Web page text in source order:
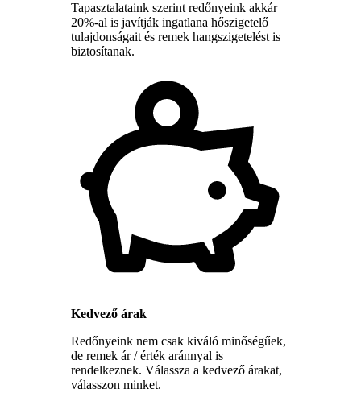
Tapasztalataink szerint redőnyeink akkár
20%-al is javítják ingatlana hőszigetelő
tulajdonságait és remek hangszigetelést is
biztosítanak.
Kedvező árak
Redőnyeink nem csak kiváló minőségűek,
de remek ár / érték aránnyal is
rendelkeznek. Válassza a kedvező árakat,
válasszon minket.